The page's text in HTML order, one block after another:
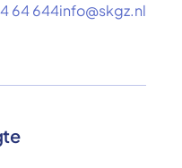
64 644info@skgz.nl